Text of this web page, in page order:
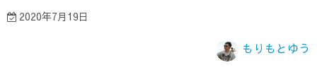
プ
2020年7月19日
もりもとゆう